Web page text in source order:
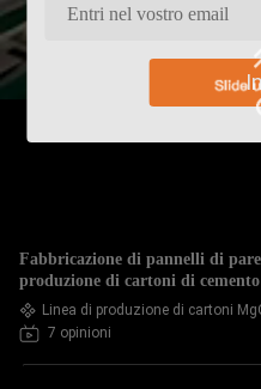
Fabbricazione di pannelli di
produzione di cartoni di
Linea di produzione di cartoni
7 opinioni